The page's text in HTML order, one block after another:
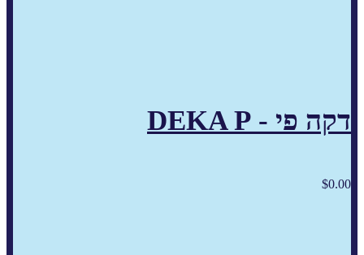
דקה פי - DEKA P
$0.00